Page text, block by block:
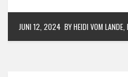
JUNI 12, 2024 BY HEIDI VOM LANDE,